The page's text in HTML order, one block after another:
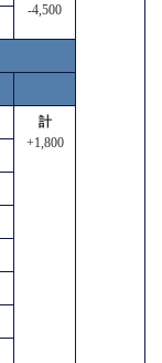
-4,500
計
+1,800